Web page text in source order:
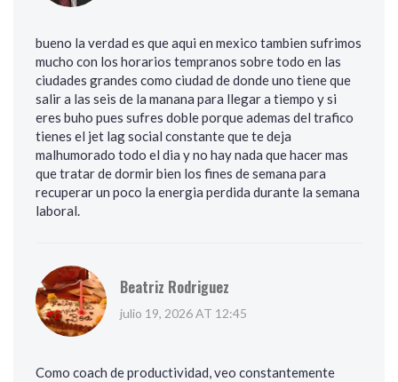
bueno la verdad es que aqui en mexico tambien sufrimos
mucho con los horarios tempranos sobre todo en las
ciudades grandes como ciudad de donde uno tiene que
salir a las seis de la manana para llegar a tiempo y si
eres buho pues sufres doble porque ademas del trafico
tienes el jet lag social constante que te deja
malhumorado todo el dia y no hay nada que hacer mas
que tratar de dormir bien los fines de semana para
recuperar un poco la energia perdida durante la semana
laboral.
Beatriz Rodriguez
julio 19, 2026 AT 12:45
Como coach de productividad, veo constantemente